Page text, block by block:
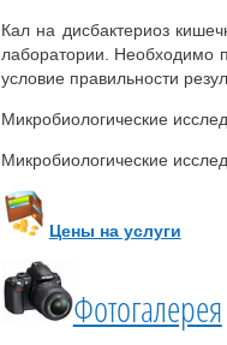
Кал на дисбактериоз
лаборатории. Необходимо
условие правильности
Микробиологические
Микробиологические
Цены на услуги
Фотогалерея